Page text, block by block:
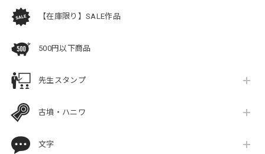
【在庫限り】SALE作品
500円以下商品
先生スタンプ
古墳・ハニワ
文字